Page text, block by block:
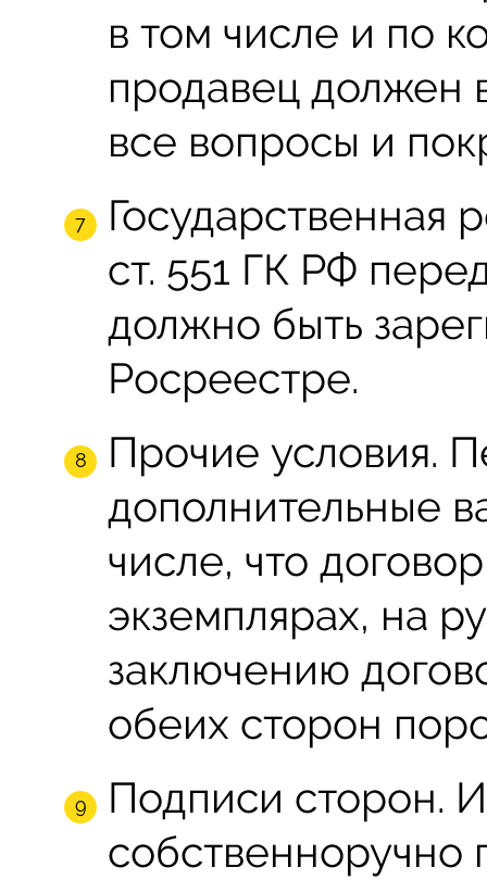
в том числе и по
продавец должен
все вопросы и
Государственная
ст. 551 ГК РФ
должно быть
Росреестре.
Прочие условия.
дополнительные
числе, что
экземплярах, на
заключению
обеих сторон
Подписи сторон.